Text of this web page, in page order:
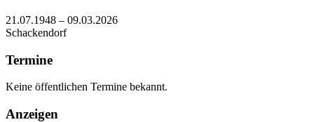
21.07.1948 – 09.03.2026
Schackendorf
Termine
Keine öffentlichen Termine bekannt.
Anzeigen